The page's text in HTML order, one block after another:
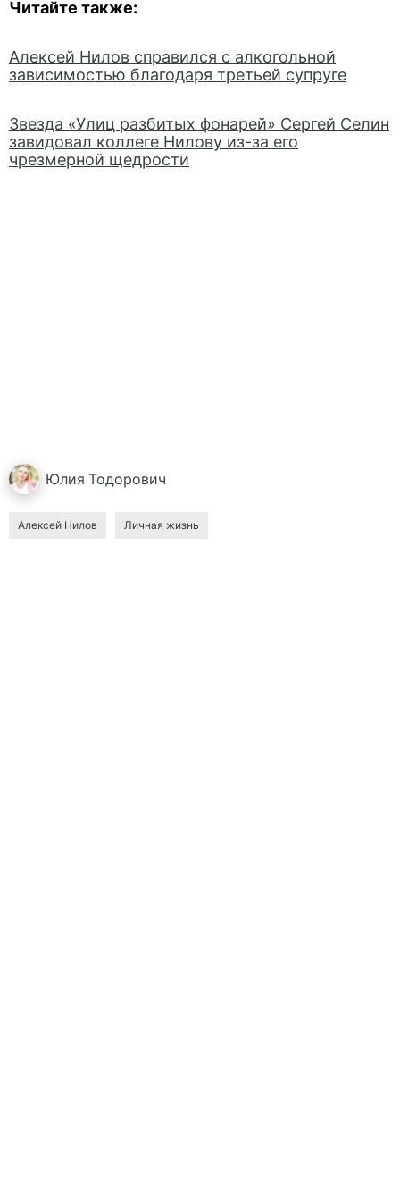
Читайте также:
Алексей Нилов справился с алкогольной
зависимостью благодаря третьей супруге
Звезда «Улиц разбитых фонарей» Сергей Селин
завидовал коллеге Нилову из-за его
чрезмерной щедрости
Юлия Тодорович
Алексей Нилов Личная жизнь